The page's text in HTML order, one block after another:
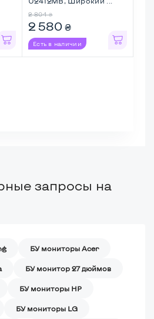
2 804 ₴
2 580 ₴
Есть в наличии
запросы на
БУ мониторы Acer
БУ монитор 27 дюймов
БУ мониторы HP
БУ мониторы LG